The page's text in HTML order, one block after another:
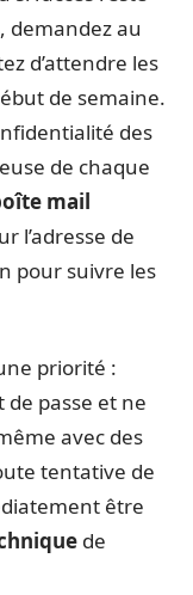
demandez au
d’attendre les
de semaine.
des
de chaque
mail
l’adresse de
pour suivre les
priorité :
passe et ne
avec des
tentative de
être
de